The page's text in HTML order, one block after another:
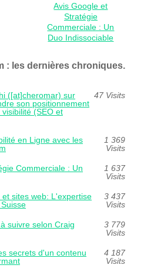
Avis Google et
Stratégie
Commerciale : Un
Duo Indissociable
: les dernières chroniques.
([at]cheromar) sur
son positionnement
(SEO et
47 Visits
en Ligne avec les
1 369
Visits
Commerciale : Un
1 637
Visits
sites web: L'expertise
3 437
Visits
suivre selon Craig
3 779
Visits
secrets d'un contenu
4 187
Visits